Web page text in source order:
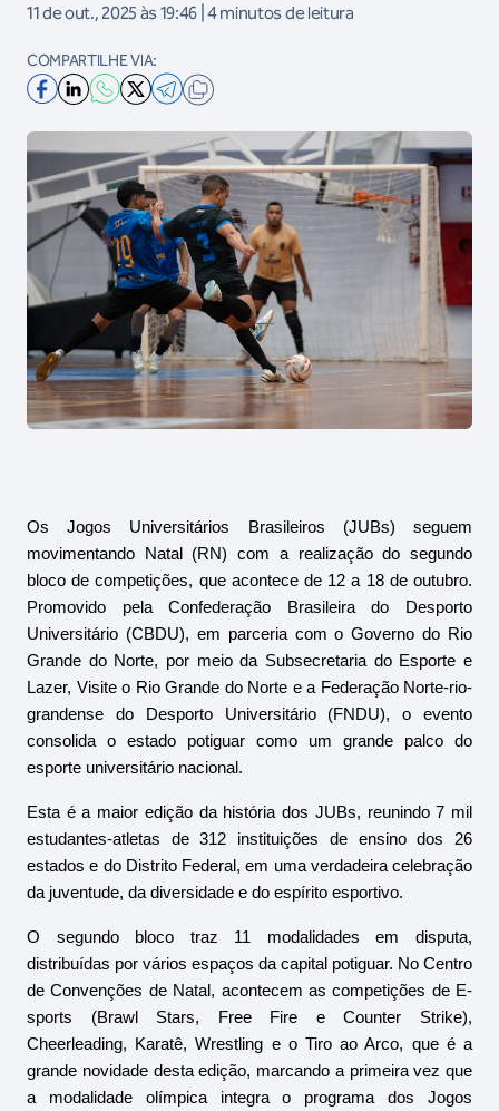
11 de out., 2025 às 19:46 | 4 minutos de leitura
COMPARTILHE VIA:
Os Jogos Universitários Brasileiros (JUBs) seguem
movimentando Natal (RN) com a realização do segundo
bloco de competições, que acontece de 12 a 18 de outubro.
Promovido pela Confederação Brasileira do Desporto
Universitário (CBDU), em parceria com o Governo do Rio
Grande do Norte, por meio da Subsecretaria do Esporte e
Lazer, Visite o Rio Grande do Norte e a Federação Norte-rio-
grandense do Desporto Universitário (FNDU), o evento
consolida o estado potiguar como um grande palco do
esporte universitário nacional.
Esta é a maior edição da história dos JUBs, reunindo 7 mil
estudantes-atletas de 312 instituições de ensino dos 26
estados e do Distrito Federal, em uma verdadeira celebração
da juventude, da diversidade e do espírito esportivo.
O segundo bloco traz 11 modalidades em disputa,
distribuídas por vários espaços da capital potiguar. No Centro
de Convenções de Natal, acontecem as competições de E-
sports (Brawl Stars, Free Fire e Counter Strike),
Cheerleading, Karatê, Wrestling e o Tiro ao Arco, que é a
grande novidade desta edição, marcando a primeira vez que
a modalidade olímpica integra o programa dos Jogos